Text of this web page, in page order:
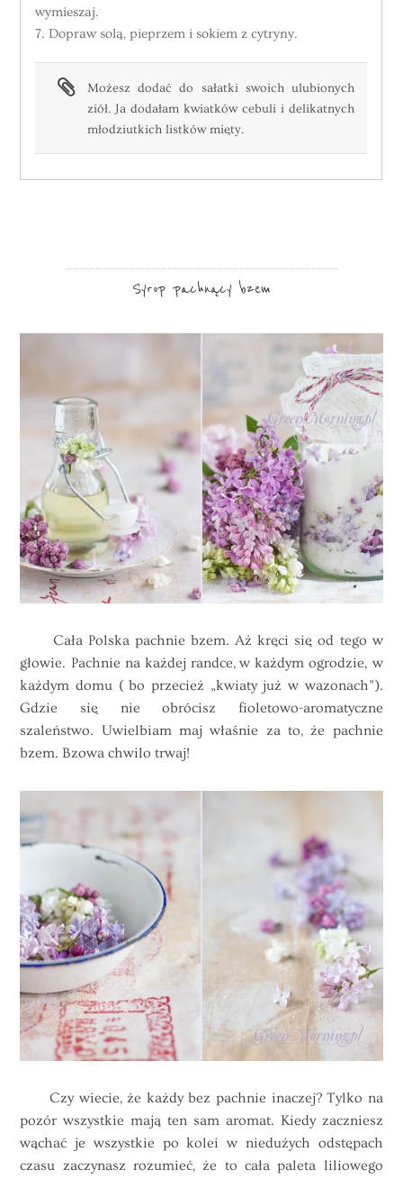
wymieszaj.
7. Dopraw solą, pieprzem i sokiem z cytryny.
Możesz dodać do sałatki swoich ulubionych
ziół. Ja dodałam kwiatków cebuli i delikatnych
młodziutkich listków mięty.
Syrop pachnący bzem
Cała Polska pachnie bzem. Aż kręci się od tego w
głowie. Pachnie na każdej randce, w każdym ogrodzie, w
każdym domu ( bo przecież „kwiaty już w wazonach”).
Gdzie się nie obrócisz fioletowo-aromatyczne
szaleństwo. Uwielbiam maj właśnie za to, że pachnie
bzem. Bzowa chwilo trwaj!
Czy wiecie, że każdy bez pachnie inaczej? Tylko na
pozór wszystkie mają ten sam aromat. Kiedy zaczniesz
wąchać je wszystkie po kolei w niedużych odstępach
czasu zaczynasz rozumieć, że to cała paleta liliowego